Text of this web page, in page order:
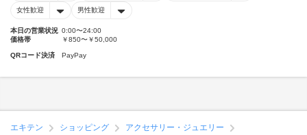
女性歓迎 男性歓迎
本日の営業状況 0:00〜24:00
価格帯
￥850〜￥50,000
QRコード決済 PayPay
エキテン ショッピング
アクセサリー・ジュエリー